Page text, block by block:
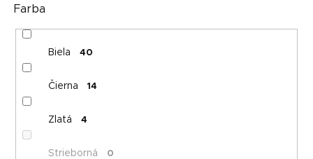
Farba
Biela 40
Čierna 14
Zlatá 4
Strieborná 0